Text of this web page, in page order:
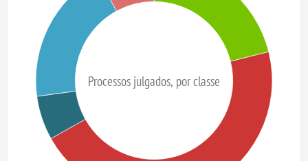
Processos julgados, por classe